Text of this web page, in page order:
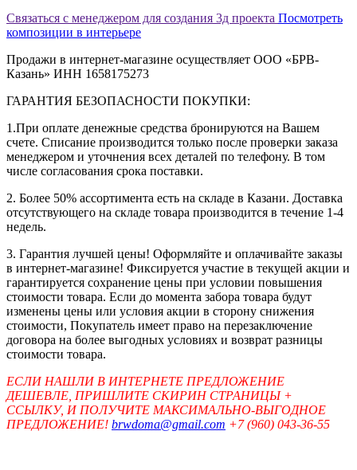
Связаться с менеджером для создания 3д проекта Посмотреть
композиции в интерьере
Продажи в интернет-магазине осуществляет ООО «БРВ-
Казань» ИНН 1658175273
ГАРАНТИЯ БЕЗОПАСНОСТИ ПОКУПКИ:
1.При оплате денежные средства бронируются на Вашем
счете. Списание производится только после проверки заказа
менеджером и уточнения всех деталей по телефону. В том
числе согласования срока поставки.
2. Более 50% ассортимента есть на складе в Казани. Доставка
отсутствующего на складе товара производится в течение 1-4
недель.
3. Гарантия лучшей цены! Оформляйте и оплачивайте заказы
в интернет-магазине! Фиксируется участие в текущей акции и
гарантируется сохранение цены при условии повышения
стоимости товара. Если до момента забора товара будут
изменены цены или условия акции в сторону снижения
стоимости, Покупатель имеет право на перезаключение
договора на более выгодных условиях и возврат разницы
стоимости товара.
ЕСЛИ НАШЛИ В ИНТЕРНЕТЕ ПРЕДЛОЖЕНИЕ
ДЕШЕВЛЕ, ПРИШЛИТЕ СКИРИН СТРАНИЦЫ +
ССЫЛКУ, И ПОЛУЧИТЕ МАКСИМАЛЬНО-ВЫГОДНОЕ
ПРЕДЛОЖЕНИЕ! brwdoma@gmail.com +7 (960) 043-36-55